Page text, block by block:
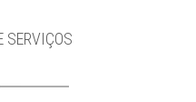
SERVIÇOS